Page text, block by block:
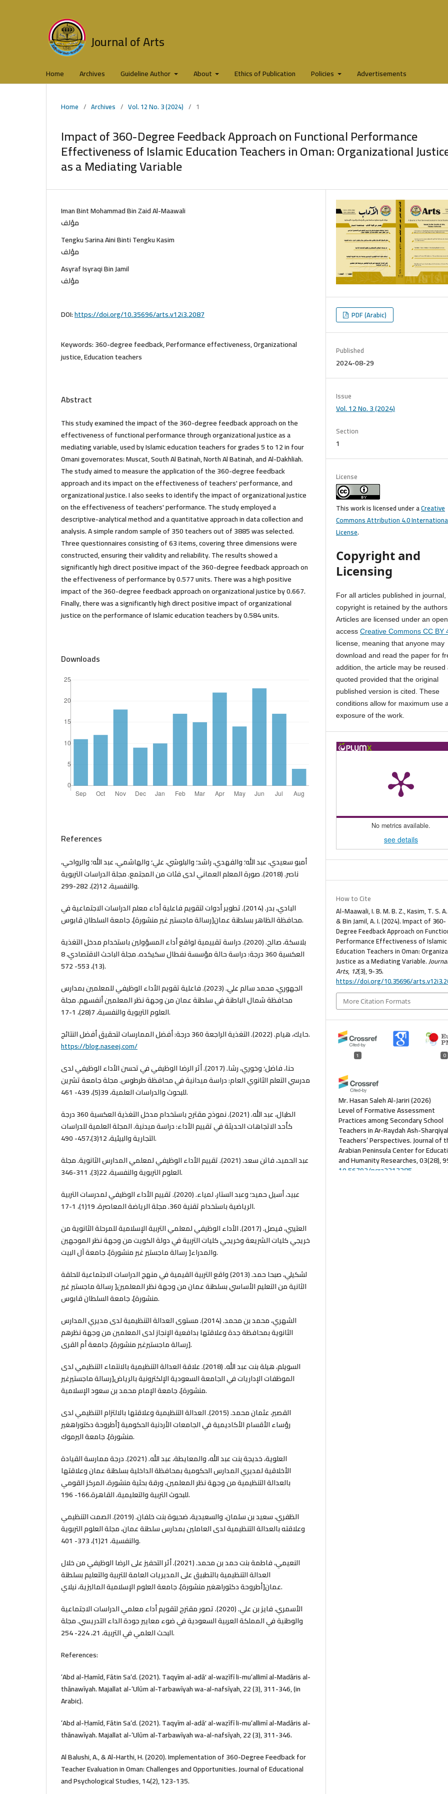
Journal of Arts
Home Archives Guideline Author About Ethics of Publication Policies Advertisements
Home / Archives / Vol. 12 No. 3 (2024) / 1
Impact of 360-Degree Feedback Approach on Functional Performance
Effectiveness of Islamic Education Teachers in Oman: Organizational
as a Mediating Variable
Iman Bint Mohammad Bin Zaid Al-Maawali
مؤلف
Tengku Sarina Aini Binti Tengku Kasim
مؤلف
Asyraf Isyraqi Bin Jamil
مؤلف
DOI:https://doi.org/10.35696/arts.v12i3.2087
Keywords:360-degree feedback, Performance effectiveness, Organizational
justice, Education teachers
Abstract
This study examined the impact of the 360-degree feedback approach on the
effectiveness of functional performance through organizational justice as a
mediating variable, used by Islamic education teachers for grades 5 to 12 in four
Omani governorates: Muscat, South Al Batinah, North Al Batinah, and Al-Dakhliah.
The study aimed to measure the application of the 360-degree feedback
approach and its impact on the effectiveness of teachers' performance, and
organizational justice. I also seeks to identify the impact of organizational justice
on the effectiveness of teachers' performance. The study employed a
descriptive-analytical method and a quantitative approach in data collection and
analysis. A simple random sample of 350 teachers out of 3885 was selected.
Three questionnaires consisting of 63 items, covering three dimensions were
constructed, ensuring their validity and reliability. The results showed a
significantly high direct positive impact of the 360-degree feedback approach on
the effectiveness of performance by 0.577 units. There was a high positive
impact of the 360-degree feedback approach on organizational justice by 0.667.
Finally, there was a significantly high direct positive impact of organizational
justice on the performance of Islamic education teachers by 0.584 units.
Downloads
References
أمبو سعيدي، عبد الله؛ والفهدي، راشد؛ والبلوشي، علي؛ والهاشمي، عبد الله؛ والرواحي،
ناصر. (2018). صورة المعلم العماني لدى فئات من المجتمع. مجلة الدراسات التربوية
والنفسية، 12(2)، 282-299.
البادي، بدر. (2014). تطوير أدوات لتقويم فاعلية أداء معلم الدراسات الاجتماعية في
محافظة الظاهر بسلطنة عمان[رسالة ماجستير غير منشورة]، جامعة السلطان قابوس.
بلاسكة، صالح. (2020). دراسة تقييمية لواقع أداء المسؤولين باستخدام مدخل التغذية
العكسية 360 درجة: دراسة حالة مؤسسة نفطال سكيكده. مجلة الباحث الاقتصادي، 8
(13)، 553- 572.
الجهوري، محمد سالم علي. (2023). فاعلية تقويم الأداء الوظيفي للمعلمين بمدارس
محافظة شمال الباطنة في سلطنة عمان من وجهة نظر المعلمين أنفسهم. مجلة
العلوم التربوية والنفسية، 7(28)، 1-17.
حايك، هيام. (2022). التغذية الراجعة 360 درجة: أفضل الممارسات لتحقيق أفضل النتائج.
https://blog.naseej.com/
حنا، فاضل؛ وخوري، رشا. (2017). أثر الرضا الوظيفي في تحسن الأداء الوظيفي لدى
مدرسي التعلم الثانوي العام: دراسة ميدانية في محافظة طرطوس. مجلة جامعة تشرين
للبحوث والدراسات العلمية، 39(5)، 439- 461.
الطبال، عبد الله. (2021). نموذج مقترح باستخدام مدخل التغذية العكسية 360 درجة
كأحد الاتجاهات الحديثة في تقييم الأداء: دراسة ميدنية. المجلة العلمية للدراسات
التجارية والبيئية، 12(3)،457- 490.
عبد الحميد، فاتن سعد. (2021). تقييم الأداء الوظيفي لمعلمي المدارس الثانوية. مجلة
العلوم التربوية والنفسية، 22(3)، 311-346.
عبيد، أسيل حميد؛ وعبد الستار، لمياء. (2020). تقييم الأداء الوظيفي لمدرسات التربية
الرياضية باستخدام تقنية 360. مجلة الرياضة المعاصرة، 19(1)، 1-17.
العتيبي، فيصل. (2017). الأداء الوظيفي لمعلمي التربية الإسلامية للمرحلة الثانوية من
خريجي كليات الشريعة وخريجي كليات التربية في دولة الكويت من وجهة نظر الموجهين
والمدراء[ رسالة ماجستير غير منشورة]، جامعة آل البيت.
لشكيلي، صبحا حمد. (2013) واقع التربية القيمية في منهج الدراسات الاجتماعية للحلقة
الثانية من التعليم الأساسي بسلطنة عمان من وجهة نظر المعلمين[ رسالة ماجستير غير
منشورة]، جامعة السلطان قابوس.
الشهري، محمد بن محمد. (2014). مستوى العدالة التنظيمية لدى مديري المدارس
الثانوية بمحافظة جدة وعلاقتها بدافعية الإنجاز لدى المعلمين من وجهة نظرهم
[رسالة ماجستيرغير منشورة]، جامعة أم القرى.
السويلم، هيلة بنت عبد الله. (2018). علاقة العدالة التنظيمية بالانتماء التنظيمي لدى
الموظفات الإداريات في الجامعة السعودية الإلكترونية بالرياض[رسالة ماجستيرغير
منشورة]، جامعة الإمام محمد بن سعود الإسلامية.
القصير، عثمان محمد. (2015). العدالة التنظيمية وعلاقتها بالالتزام التنظيمي لدى
رؤساء الأقسام الأكاديمية في الجامعات الأردنية الحكومية [أطروحة دكتوراهغير
منشورة]، جامعة اليرموك.
العلوية، خديجة بنت عبد الله، والمعايطة، عبد الله. (2021). درجة ممارسة القيادة
الأخلاقية لمديري المدارس الحكومية بمحافظة الداخلية بسلطنة عمان وعلاقتها
بالعدالة التنظيمية من وجهة نظر المعلمين، ورقة بحثية منشورة، المركز القومي
للبحوث التربية والتعليمية، القاهرة.166- 196.
الظفري، سعيد بن سلمان، والسعيدية، ضحيوة بنت خلفان. (2019). الصمت التنظيمي
وعلاقته بالعدالة التنظيمية لدى العاملين بمدارس سلطنة عمان، مجلة العلوم التربوية
والنفسية، 21(1)، 373- 401.
النعيمي، فاطمة بنت حمد بن محمد. (2021). أثر التحفيز على الرضا الوظيفي من خلال
العدالة التنظيمية بالتطبيق على المديريات العامة للتربية والتعليم بسلطنة
عمان[أطروحة دكتوراهغير منشورة]، جامعة العلوم الإسلامية الماليزية، نيلاي.
الأسمري، فايز بن علي. (2020). تصور مقترح لتقويم أداء معلمي الدراسات الاجتماعية
والوطنية في المملكة العربية السعودية في ضوء معايير جودة الداء التدريسي. مجلة
البحث العلمي في التربية، 21، 224- 254.
References:
ʻAbd al-Ḥamīd, Fātin Saʻd. (2021). Taqyīm al-adāʼ al-waẓīfī li-muʻallimī al-Madāris al-
thānawīyah. Majallat al-ʻUlūm al-Tarbawīyah wa-al-nafsīyah, 22 (3), 311-346, (in
Arabic).
ʻAbd al-Ḥamīd, Fātin Saʻd. (2021). Taqyīm al-adāʼ al-waẓīfī li-muʻallimī al-Madāris al-
thānawīyah. Majallat al-ʻUlūm al-Tarbawīyah wa-al-nafsīyah, 22 (3), 311-346.
Al Balushi, A., & Al-Harthi, H. (2020). Implementation of 360-Degree Feedback for
Teacher Evaluation in Oman: Challenges and Opportunities. Journal of Educational
and Psychological Studies, 14(2), 123-135.
PDF (Arabic)
Published
2024-08-29
Issue
Vol. 12 No. 3 (2024)
Section
1
License
This work is licensed under aCreative
Commons Attribution 4.0
License.
Copyright and
Licensing
For all articles published in journal,
copyright is retained by the authors.
Articles are licensed under an open
accessCreative Commons CC BY
license, meaning that anyone may
download and read the paper for
addition, the article may be reused
quoted provided that the original
published version is cited. These
conditions allow for maximum use
exposure of the work.
No metrics available.
see details
How to Cite
Al-Maawali, I. B. M. B. Z., Kasim, T. S.
& Bin Jamil, A. I. (2024). Impact of 360-
Degree Feedback Approach on
Performance Effectiveness of Islamic
Education Teachers in Oman:
Justice as a Mediating Variable.
Arts, 12(3), 9-35.
https://doi.org/10.35696/
More Citation Formats
1 0
Mr. Hasan Saleh Al-Jariri(2026)
Level of Formative Assessment
Practices among Secondary School
Teachers in Ar-Raydah Ash-
Teachers’ Perspectives.Journal of
Arabian Peninsula Center for
and Humanity Researches, 03(28),
10.56793/pcra2213285